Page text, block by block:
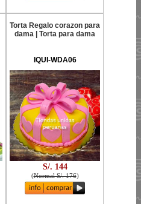
Torta Regalo corazon para
dama | Torta para dama
IQUI-WDA06
S/. 144
(Normal S/. 176)